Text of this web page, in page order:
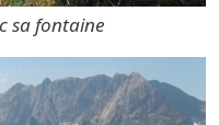
sa fontaine